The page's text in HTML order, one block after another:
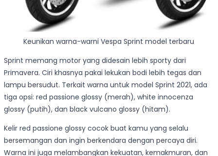
Keunikan warna-warni Vespa Sprint model terbaru
Sprint memang motor yang didesain lebih sporty dari
Primavera. Ciri khasnya pakai lekukan bodi lebih tegas dan
lampu bersudut. Terkait warna untuk model Sprint 2021, ada
tiga opsi: red passione glossy (merah), white innocenza
glossy (putih), dan black vulcano glossy (hitam).
Kelir red passione glossy cocok buat kamu yang selalu
bersemangan dan ingin berkendara dengan percaya diri.
Warna ini juga melambangkan kekuatan, kemakmuran, dan